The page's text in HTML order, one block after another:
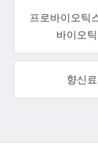
프로바이오틱
바이오
향신료